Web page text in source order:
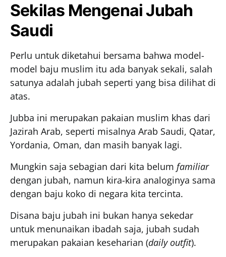
Sekilas Mengenai Jubah
Saudi
Perlu untuk diketahui bersama bahwa model-
model baju muslim itu ada banyak sekali, salah
satunya adalah jubah seperti yang bisa dilihat di
atas.
Jubba ini merupakan pakaian muslim khas dari
Jazirah Arab, seperti misalnya Arab Saudi, Qatar,
Yordania, Oman, dan masih banyak lagi.
Mungkin saja sebagian dari kita belum familiar
dengan jubah, namun kira-kira analoginya sama
dengan baju koko di negara kita tercinta.
Disana baju jubah ini bukan hanya sekedar
untuk menunaikan ibadah saja, jubah sudah
merupakan pakaian keseharian (daily outfit).